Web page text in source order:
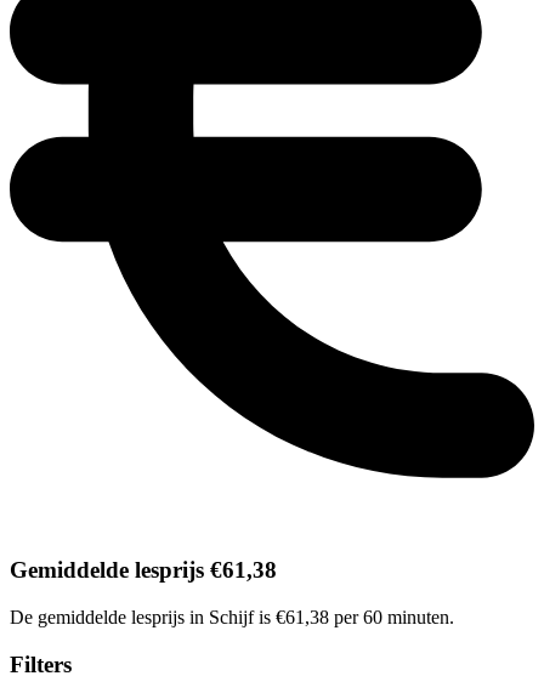
Gemiddelde lesprijs €61,38
De gemiddelde lesprijs in Schijf is €61,38 per 60 minuten.
Filters